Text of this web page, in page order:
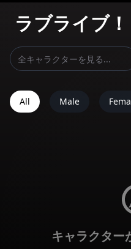
ラブライブ！
All Male
キャラクター